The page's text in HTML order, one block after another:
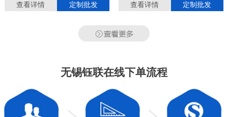
查看详情
定制批发
查看详情
定制批发
无锡钰联在线下单流程